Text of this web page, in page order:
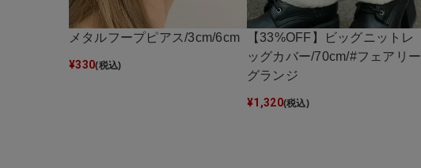
メタルフープピアス/3cm/6cm
¥330(税込)
【33%OFF】ビッグニットレ
ッグカバー/70cm/#フェアリー
グランジ
¥1,320(税込)